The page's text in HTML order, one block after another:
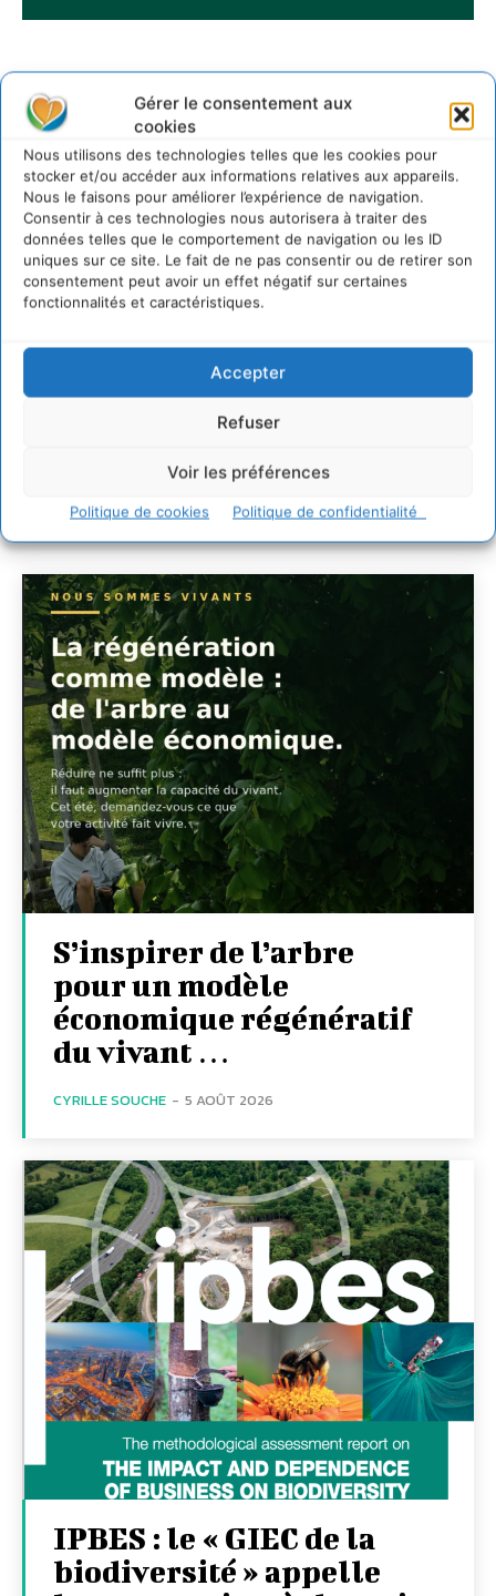
Gérer le consentement aux
cookies
Nous utilisons des technologies telles que les cookies pour
stocker et/ou accéder aux informations relatives aux appareils.
Nous le faisons pour améliorer l’expérience de navigation.
Consentir à ces technologies nous autorisera à traiter des
données telles que le comportement de navigation ou les ID
uniques sur ce site. Le fait de ne pas consentir ou de retirer son
consentement peut avoir un effet négatif sur certaines
fonctionnalités et caractéristiques.
Accepter
Refuser
Voir les préférences
Politique de cookies Politique de confidentialité
Sur Cdurable
Comment le sol français a perdu sa mémoire
hydrique et déréglé tout le territoire (2020-2026)
2 août 2026
Développer notre attention aux espèces vivantes
non humaines avec les communs de Zoepolis
30 juillet 2026
Un kit citoyen pour lever les freins au
villes
L’éco-anxiété informe et l’éco-lucidité transforme
7 indicateurs pour des villes résilientes et durables,
adaptées au changement climatique
27 juillet 2026
S’inspirer de l’arbre
pour un modèle
économique régénératif
du vivant …
CYRILLE SOUCHE - 5 AOÛT 2026
IPBES : le « GIEC de la
biodiversité » appelle